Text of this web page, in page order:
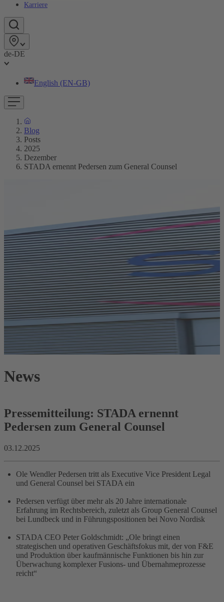
Karriere
de-DE
English (EN-GB)
Blog
Posts
2025
Dezember
STADA ernennt Pedersen zum General Counsel
News
Pressemitteilung: STADA ernennt
Pedersen zum General Counsel
03.12.2025
Ole Wendler Pedersen tritt als Executive Vice President Legal
und General Counsel bei STADA ein
Pedersen verfügt über mehr als 20 Jahre internationale
Erfahrung im Rechtsbereich, zuletzt als Group General Counsel
bei Lundbeck und in Führungspositionen bei Novo Nordisk
STADA CEO Peter Goldschmidt: „Ole bringt einen
strategischen und operativen Geschäftsfokus mit, der von F&E
und Produktion über kaufmännische Funktionen bis hin zur
Überwachung komplexer Fusions- und Übernahmeprozesse
reicht“